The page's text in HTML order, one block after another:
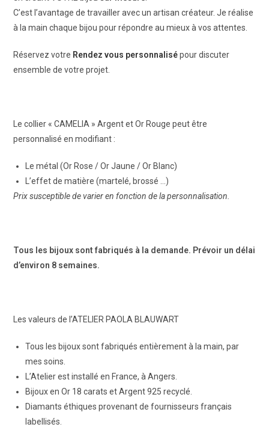
C’est l’avantage de travailler avec un artisan créateur. Je réalise
à la main chaque bijou pour répondre au mieux à vos attentes.
Réservez votre Rendez vous personnalisépour discuter
ensemble de votre projet.
Le collier « CAMELIA » Argent et Or Rouge peut être
personnalisé en modifiant :
Le métal (Or Rose / Or Jaune / Or Blanc)
L’effet de matière (martelé, brossé …)
Prix susceptible de varier en fonction de la personnalisation.
Tous les bijoux sont fabriqués à la demande. Prévoir un délai
d’environ 8 semaines.
Les valeurs de l’ATELIER PAOLA BLAUWART
Tous les bijoux sont fabriqués entièrement à la main, par
mes soins.
L’Atelier est installé en France, à Angers.
Bijoux en Or 18 carats et Argent 925 recyclé.
Diamants éthiques provenant de fournisseurs français
labellisés.